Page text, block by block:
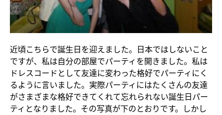
近頃こちらで誕生日を迎えました。日本ではしないこと
ですが、私は自分の部屋でパーティを開きました。私は
ドレスコードとして友達に変わった格好でパーティにく
るように言いました。実際パーティにはたくさんの友達
がさまざまな格好できてくれて忘れられない誕生日パー
ティとなりました。その写真が下のとおりです。しかし